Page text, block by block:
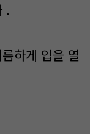
.
하게 입을 열